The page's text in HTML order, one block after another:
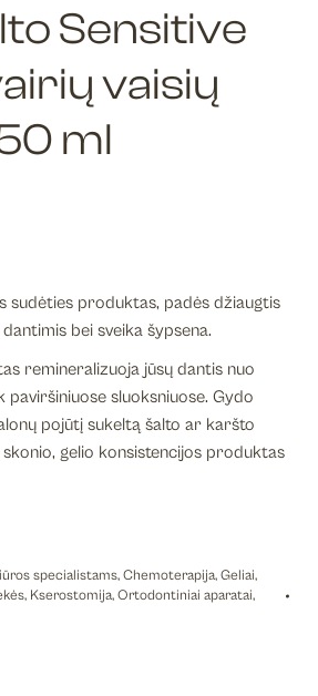
Sensitive
vaisių
ml
sudėties produktas, padės džiaugtis
bei sveika šypsena.
remineralizuoja jūsų dantis nuo
paviršiniuose sluoksniuose. Gydo
pojūtį sukeltą šalto ar karšto
gelio konsistencijos produktas
specialistams, Chemoterapija, Geliai,
, Kserostomija, Ortodontiniai aparatai,